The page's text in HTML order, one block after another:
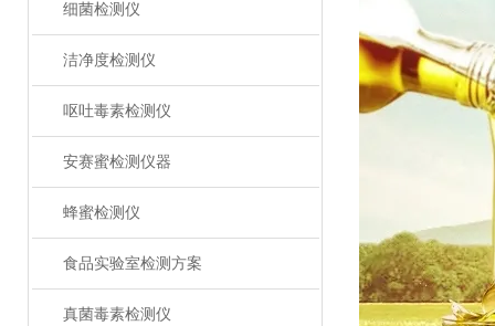
细菌检测仪
洁净度检测仪
呕吐毒素检测仪
安赛蜜检测仪器
蜂蜜检测仪
食品实验室检测方案
真菌毒素检测仪